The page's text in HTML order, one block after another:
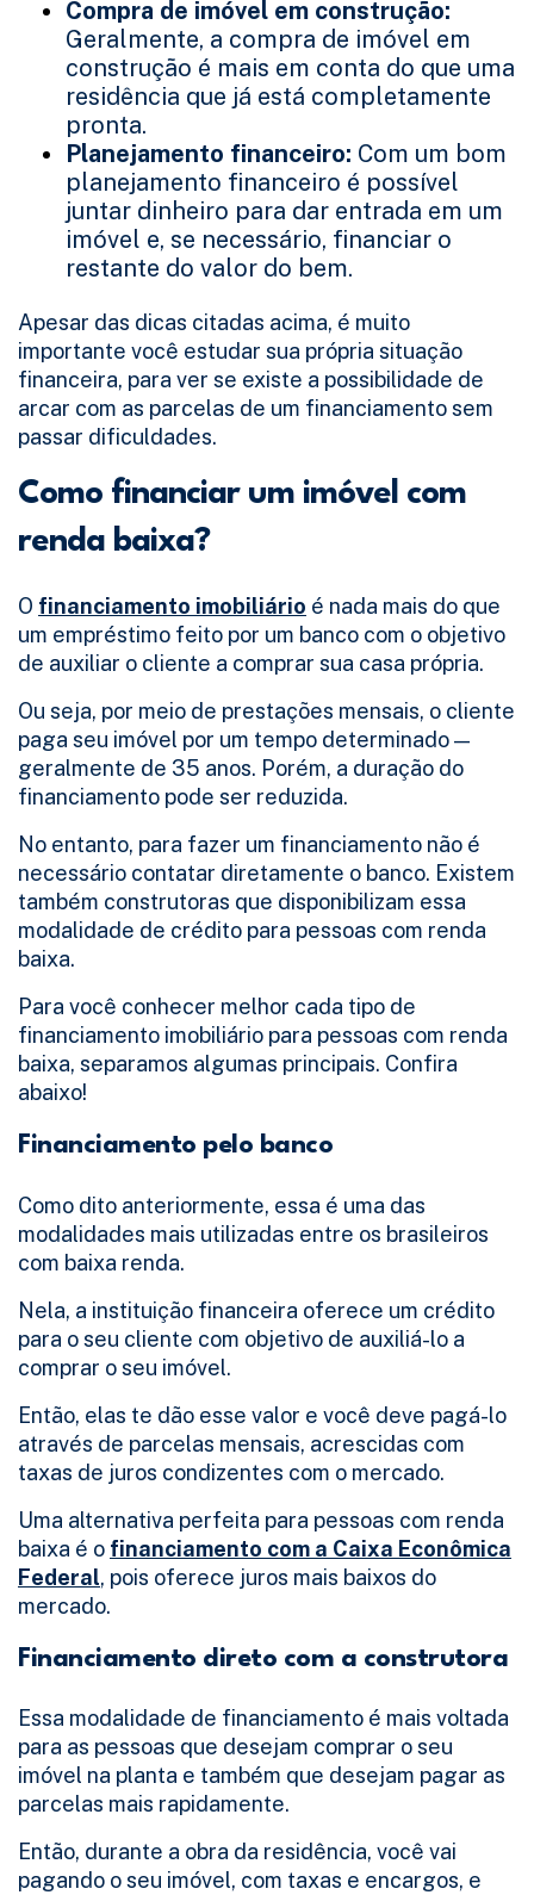
Compra de imóvel em construção:
Geralmente, a compra de imóvel em
construção é mais em conta do que uma
residência que já está completamente
pronta.
Planejamento financeiro: Com um bom
planejamento financeiro é possível
juntar dinheiro para dar entrada em um
imóvel e, se necessário, financiar o
restante do valor do bem.
Apesar das dicas citadas acima, é muito
importante você estudar sua própria situação
financeira, para ver se existe a possibilidade de
arcar com as parcelas de um financiamento sem
passar dificuldades.
Como financiar um imóvel com
renda baixa?
O financiamento imobiliário é nada mais do que
um empréstimo feito por um banco com o objetivo
de auxiliar o cliente a comprar sua casa própria.
Ou seja, por meio de prestações mensais, o cliente
paga seu imóvel por um tempo determinado —
geralmente de 35 anos. Porém, a duração do
financiamento pode ser reduzida.
No entanto, para fazer um financiamento não é
necessário contatar diretamente o banco. Existem
também construtoras que disponibilizam essa
modalidade de crédito para pessoas com renda
baixa.
Para você conhecer melhor cada tipo de
financiamento imobiliário para pessoas com renda
baixa, separamos algumas principais. Confira
abaixo!
Financiamento pelo banco
Como dito anteriormente, essa é uma das
modalidades mais utilizadas entre os brasileiros
com baixa renda.
Nela, a instituição financeira oferece um crédito
para o seu cliente com objetivo de auxiliá-lo a
comprar o seu imóvel.
Então, elas te dão esse valor e você deve pagá-lo
através de parcelas mensais, acrescidas com
taxas de juros condizentes com o mercado.
Uma alternativa perfeita para pessoas com renda
baixa é o financiamento com a Caixa Econômica
Federal, pois oferece juros mais baixos do
mercado.
Financiamento direto com a construtora
Essa modalidade de financiamento é mais voltada
para as pessoas que desejam comprar o seu
imóvel na planta e também que desejam pagar as
parcelas mais rapidamente.
Então, durante a obra da residência, você vai
pagando o seu imóvel, com taxas e encargos, e